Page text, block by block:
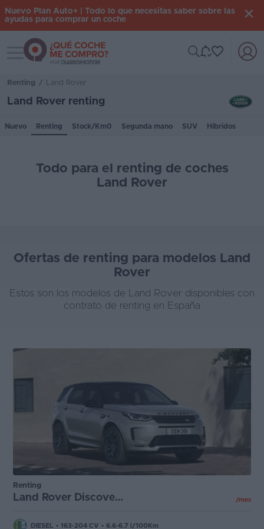
Iniciar
0
mano
Híbridos
Guías
de
compra
Comparador
Nuevo Plan Auto+ | Todo lo que necesitas saber sobre las
ayudas para comprar un coche
Toggle navigation
Renting / Land Rover
Land Rover renting
Nuevo Renting Stock/Km0 Segunda mano SUV Híbridos
Todo para el renting de coches
Land Rover
Ofertas de renting para modelos Land
Rover
Estos son los modelos de Land Rover disponibles con
contrato de renting en España
Renting
Land Rover Discovery Sport /mes
DIESEL • 163-204 CV • 6.6-6.7 l/100Km